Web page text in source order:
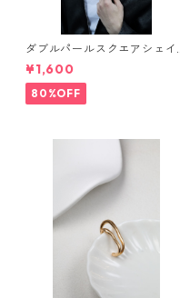
ダブルパールスクエアシェイ
プサングラス(Dark brown) **
SinSin*
¥1,600
80%OFF